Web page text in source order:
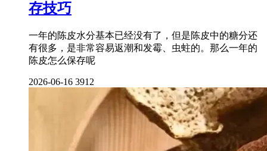
存技巧
一年的陈皮水分基本已经没有了，但是陈皮中的糖分还
有很多，是非常容易返潮和发霉、虫蛀的。那么一年的
陈皮怎么保存呢
2026-06-16 3912